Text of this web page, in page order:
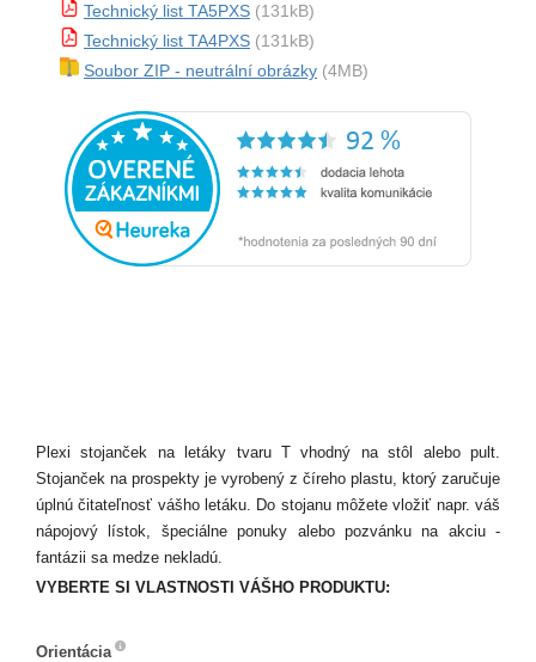
Technický list TA5PXS (131kB)
Technický list TA4PXS (131kB)
Soubor ZIP - neutrální obrázky (4MB)
Plexi stojanček na letáky tvaru T vhodný na stôl alebo pult.
Stojanček na prospekty je vyrobený z číreho plastu, ktorý zaručuje
úplnú čitateľnosť vášho letáku. Do stojanu môžete vložiť napr. váš
nápojový lístok, špeciálne ponuky alebo pozvánku na akciu -
fantázii sa medze nekladú.
VYBERTE SI VLASTNOSTI VÁŠHO PRODUKTU:
Orientácia